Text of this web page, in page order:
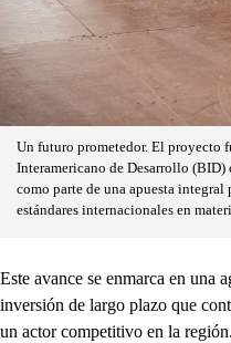
Un futuro prometedor. El proyecto
Interamericano de Desarrollo
como parte de una apuesta
estándares internacionales en
Este avance se enmarca en una
inversión de largo plazo que
un actor competitivo en la región.